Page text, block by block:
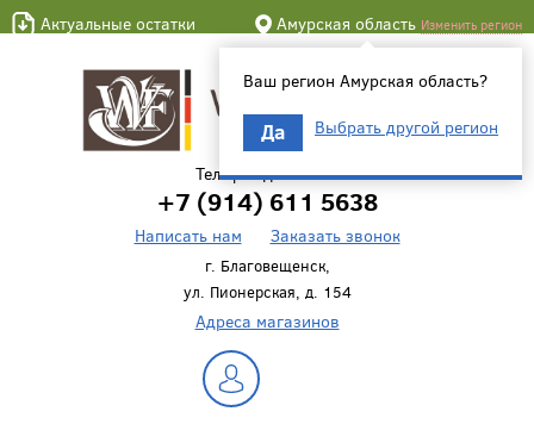
Актуальные остатки Амурская область Изменить регион
Ваш регион Амурская область?
Да Выбрать другой регион
Телефон для связи
+7 (914) 611 5638
Написать нам Заказать звонок
г. Благовещенск,
ул. Пионерская, д. 154
Адреса магазинов